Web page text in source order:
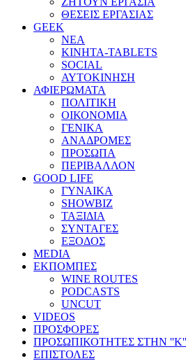
ΘΕΣΕΙΣ ΕΡΓΑΣΙΑΣ
GEEK
ΝΕΑ
ΚΙΝΗΤΑ-TABLETS
SOCIAL
ΑΥΤΟΚΙΝΗΣΗ
ΑΦΙΕΡΩΜΑΤΑ
ΠΟΛΙΤΙΚΗ
ΟΙΚΟΝΟΜΙΑ
ΓΕΝΙΚΑ
ΑΝΑΔΡΟΜΕΣ
ΠΡΟΣΩΠΑ
ΠΕΡΙΒΑΛΛΟΝ
GOOD LIFE
ΓΥΝΑΙΚΑ
SHOWBIZ
ΤΑΞΙΔΙΑ
ΣΥΝΤΑΓΕΣ
ΕΞΟΔΟΣ
MEDIA
ΕΚΠΟΜΠΕΣ
WINE ROUTES
PODCASTS
UNCUT
VIDEOS
ΠΡΟΣΦΟΡΕΣ
ΠΡΟΣΩΠΙΚΟΤΗΤΕΣ ΣΤΗΝ ''Κ''
ΕΠΙΣΤΟΛΕΣ